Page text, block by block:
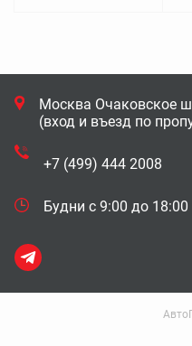
Москва Очаковское
(вход и въезд по
+7 (499) 444 2008
Будни с 9:00 до 18:00